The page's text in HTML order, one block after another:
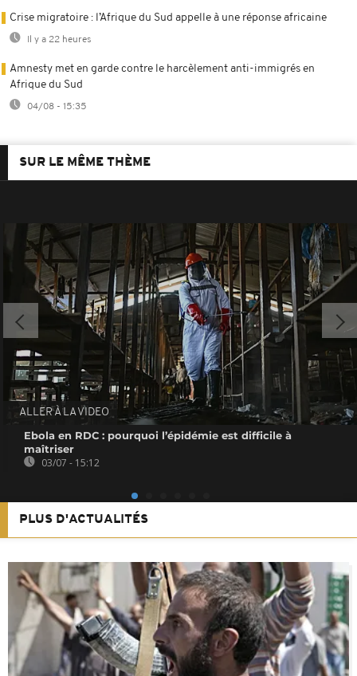
Crise migratoire : l’Afrique du Sud appelle à une réponse africaine
Il y a 22 heures
Amnesty met en garde contre le harcèlement anti-immigrés en
Afrique du Sud
04/08 - 15:35
SUR LE MÊME THÈME
ALLER À LA VIDEO
Ebola en RDC : pourquoi l’épidémie est difficile à
maîtriser
03/07 - 15:12
PLUS D'ACTUALITÉS